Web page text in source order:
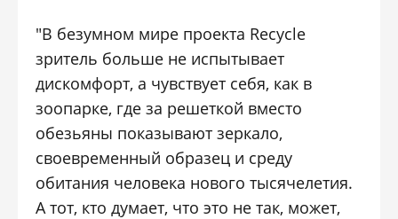
"В безумном мире проекта Recycle
зритель больше не испытывает
дискомфорт, а чувствует себя, как в
зоопарке, где за решеткой вместо
обезьяны показывают зеркало,
своевременный образец и среду
обитания человека нового тысячелетия.
А тот, кто думает, что это не так, может,